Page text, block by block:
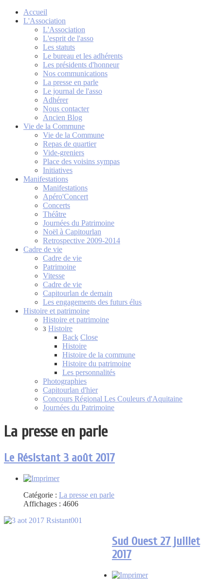
Accueil
L'Association
L'Association
L'esprit de l'asso
Les statuts
Le bureau et les adhérents
Les présidents d'honneur
Nos communications
La presse en parle
Le journal de l'asso
Adhérer
Nous contacter
Ancien Blog
Vie de la Commune
Vie de la Commune
Repas de quartier
Vide-greniers
Place des voisins sympas
Initiatives
Manifestations
Manifestations
Apéro'Concert
Concerts
Théâtre
Journées du Patrimoine
Noël à Capitourlan
Retrospective 2009-2014
Cadre de vie
Cadre de vie
Patrimoine
Vitesse
Cadre de vie
Capitourlan de demain
Les engagements des futurs élus
Histoire et patrimoine
Histoire et patrimoine
3 Histoire
Back Close
Histoire
Histoire de la commune
Histoire du patrimoine
Les personnalités
Photographies
Capitourlan d'hier
Concours Régional Les Couleurs d'Aquitaine
Journées du Patrimoine
La presse en parle
Le Résistant 3 août 2017
Catégorie : La presse en parle
Affichages : 4606
Sud Ouest 27 juillet
2017